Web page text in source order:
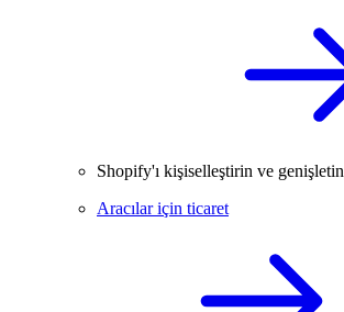
Shopify'ı kişiselleştirin ve genişletin
Aracılar için ticaret